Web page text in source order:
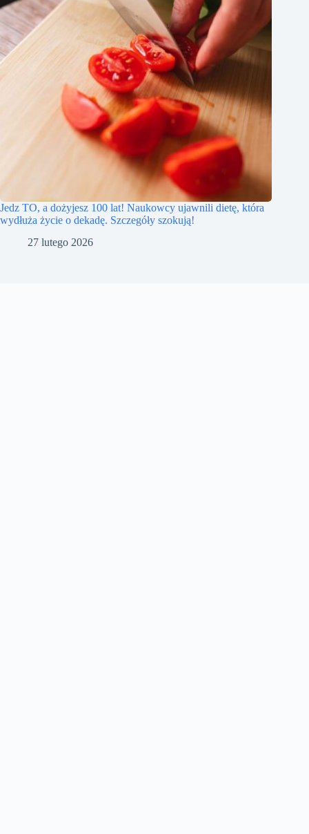
Jedz TO, a dożyjesz 100 lat! Naukowcy ujawnili dietę, która
wydłuża życie o dekadę. Szczegóły szokują!
27 lutego 2026